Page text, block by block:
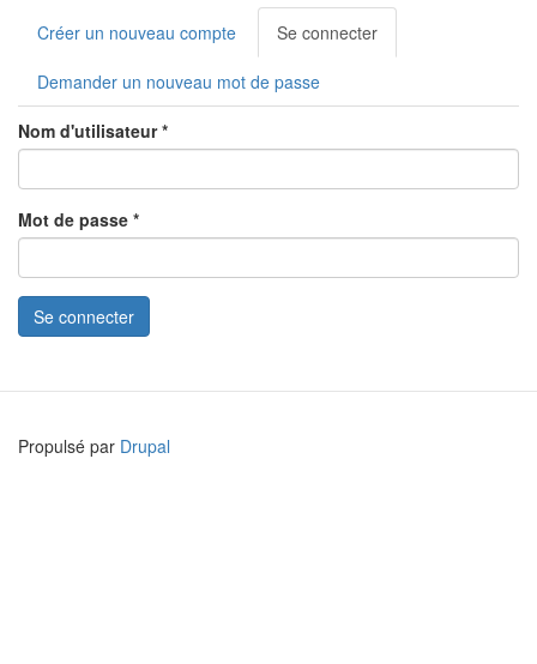
Onglets
principaux
Créer un nouveau compte Se connecter
actif)
Demander un nouveau mot de passe
Nom d'utilisateur*
Mot de passe *
Se connecter
Propulsé par Drupal